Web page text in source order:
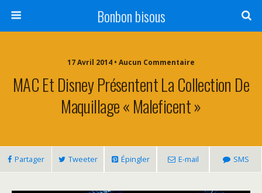
Bonbon bisous
17 Avril 2014 • Aucun Commentaire
MAC Et Disney Présentent La Collection De
Maquillage « Maleficent »
Partager Tweeter Épingler E-mail SMS